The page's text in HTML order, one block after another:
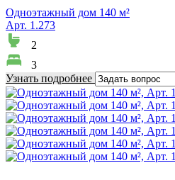
Одноэтажный дом 140 м²
Арт. 1.273
2
3
Узнать подробнее